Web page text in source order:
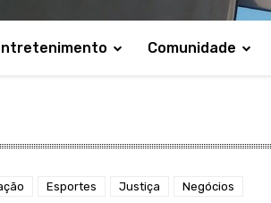
Comunidade
Esportes Justiça Negócios